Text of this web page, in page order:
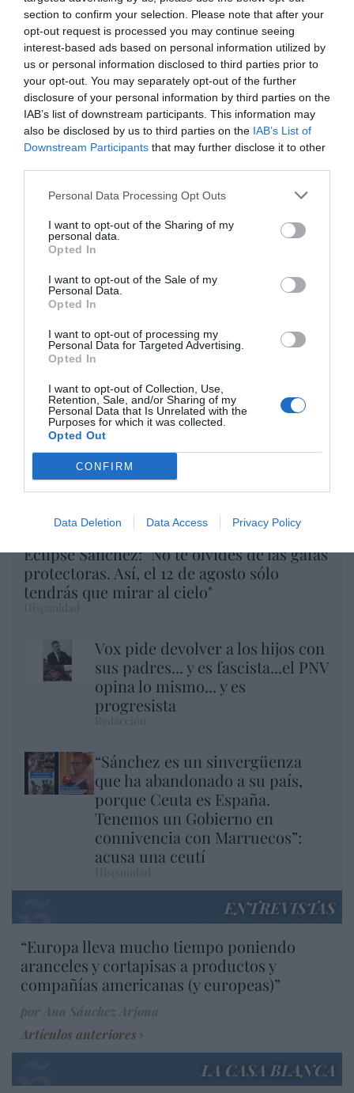
section to confirm your selection. Please note that after your
opt-out request is processed you may continue seeing
interest-based ads based on personal information utilized by
us or personal information disclosed to third parties prior to
your opt-out. You may separately opt-out of the further
disclosure of your personal information by third parties on the
IAB’s list of downstream participants. This information may
also be disclosed by us to third parties on the IAB’s List of
Downstream Participants that may further disclose it to other
Personal Data Processing Opt Outs
I want to opt-out of the Sharing of my
personal data.
Opted In
I want to opt-out of the Sale of my
Personal Data.
Opted In
I want to opt-out of processing my
Personal Data for Targeted Advertising.
Opted In
I want to opt-out of Collection, Use,
Retention, Sale, and/or Sharing of my
Personal Data that Is Unrelated with the
Purposes for which it was collected.
Opted Out
CONFIRM
Data Deletion Data Access Privacy Policy
Nokia, Ericsson... Huawei: lo que importan
son las patentes
Eulogio López
Isabel Pantoja pierde dos pleitos
con Hacienda por 700.000
euros... suma y sigue
El IBEX 35 cerró la sesión del
miércoles en los 20.057 puntos,
un nuevo récord
Eulogio López
Argumentos
Eclipse Sánchez: "No te olvides de las gafas
protectoras. Así, el 12 de agosto sólo
tendrás que mirar al cielo"
Vox pide devolver a los hijos con
sus padres... y es fascista...el PNV
opina lo mismo... y es
progresista
“Sánchez es un sinvergüenza
que ha abandonado a su país,
porque Ceuta es España.
Tenemos un Gobierno en
connivencia con Marruecos”:
acusa una ceutí
ENTREVISTAS
“Europa lleva mucho tiempo poniendo
aranceles y cortapisas a productos y
compañías americanas (y europeas)”
Artículos anteriores
LA CASA BLANCA